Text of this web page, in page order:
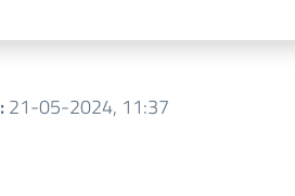
:21-05-2024, 11:37